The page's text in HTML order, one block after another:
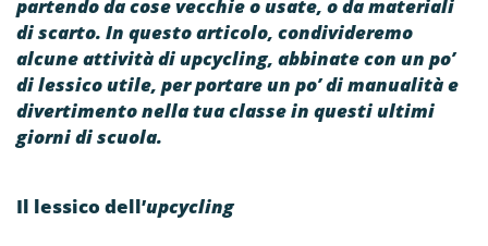
partendo da cose vecchie o usate, o da materiali
di scarto. In questo articolo, condivideremo
alcune attività di upcycling, abbinate con un po’
di lessico utile, per portare un po’ di manualità e
divertimento nella tua classe in questi ultimi
giorni di scuola.
Il lessico dell’upcycling